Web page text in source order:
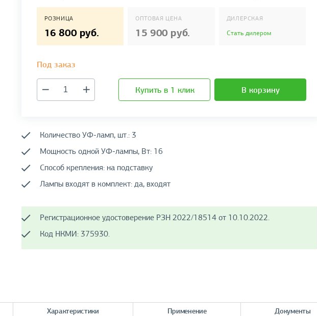
РОЗНИЦА
16 800 руб.
ОПТОВАЯ ЦЕНА
15 900 руб.
ДИЛЕРСКАЯ
Стать дилером
Под заказ
Купить в 1 клик В корзину
Количество УФ-ламп, шт.: 3
Мощность одной УФ-лампы, Вт: 16
Способ крепления: на подставку
Лампы входят в комплект: да, входят
Регистрационное удостоверение РЗН 2022/18514 от 10.10.2022.
Код НКМИ: 375930.
Характеристики Применение Документы